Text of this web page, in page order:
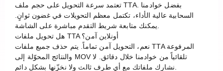
تعتمد سرعة التحويل على حجم ملف TTA. بفضل خوادمنا
السحابية عالية الأداء، تكتمل معظم التحويلات في غضون ثوانٍ.
هل تحويل ملفات TTA أونلاين آمن؟
نعم، التحويل آمن تماماً. يتم حذف جميع ملفات TTA المرفوعة
والنتائج المحوّلة إلى MOV تلقائياً من خوادمنا خلال دقائق. لا